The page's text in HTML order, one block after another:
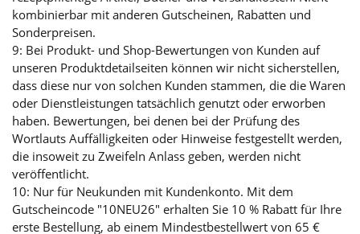
kombinierbar mit anderen Gutscheinen, Rabatten und
Sonderpreisen.
9: Bei Produkt- und Shop-Bewertungen von Kunden auf
unseren Produktdetailseiten können wir nicht sicherstellen,
dass diese nur von solchen Kunden stammen, die die Waren
oder Dienstleistungen tatsächlich genutzt oder erworben
haben. Bewertungen, bei denen bei der Prüfung des
Wortlauts Auffälligkeiten oder Hinweise festgestellt werden,
die insoweit zu Zweifeln Anlass geben, werden nicht
veröffentlicht.
10: Nur für Neukunden mit Kundenkonto. Mit dem
Gutscheincode "10NEU26" erhalten Sie 10 % Rabatt für Ihre
erste Bestellung, ab einem Mindestbestellwert von 65 €